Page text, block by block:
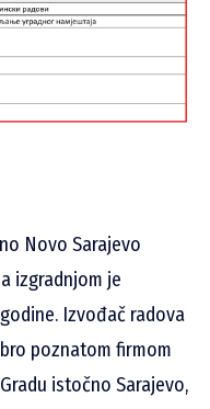
Novo Sarajevo
izgradnjom je
Izvođač radova
poznatom firmom
istočno Sarajevo,